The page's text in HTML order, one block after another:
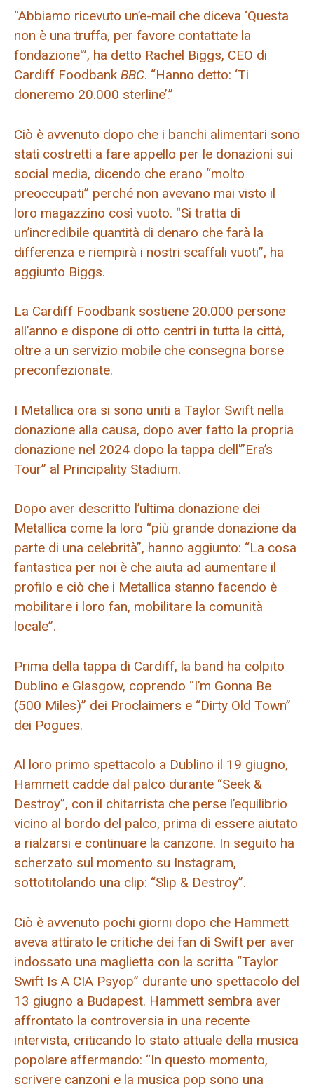
“Abbiamo ricevuto un’e-mail che diceva ‘Questa
non è una truffa, per favore contattate la
fondazione'”, ha detto Rachel Biggs, CEO di
Cardiff Foodbank BBC. “Hanno detto: ‘Ti
doneremo 20.000 sterline’.”
Ciò è avvenuto dopo che i banchi alimentari sono
stati costretti a fare appello per le donazioni sui
social media, dicendo che erano “molto
preoccupati” perché non avevano mai visto il
loro magazzino così vuoto. “Si tratta di
un’incredibile quantità di denaro che farà la
differenza e riempirà i nostri scaffali vuoti”, ha
aggiunto Biggs.
La Cardiff Foodbank sostiene 20.000 persone
all’anno e dispone di otto centri in tutta la città,
oltre a un servizio mobile che consegna borse
preconfezionate.
I Metallica ora si sono uniti a Taylor Swift nella
donazione alla causa, dopo aver fatto la propria
donazione nel 2024 dopo la tappa dell'”Era’s
Tour” al Principality Stadium.
Dopo aver descritto l’ultima donazione dei
Metallica come la loro “più grande donazione da
parte di una celebrità”, hanno aggiunto: “La cosa
fantastica per noi è che aiuta ad aumentare il
profilo e ciò che i Metallica stanno facendo è
mobilitare i loro fan, mobilitare la comunità
locale”.
Prima della tappa di Cardiff, la band ha colpito
Dublino e Glasgow, coprendo “I’m Gonna Be
(500 Miles)” dei Proclaimers e “Dirty Old Town”
dei Pogues.
Al loro primo spettacolo a Dublino il 19 giugno,
Hammett cadde dal palco durante “Seek &
Destroy”, con il chitarrista che perse l’equilibrio
vicino al bordo del palco, prima di essere aiutato
a rialzarsi e continuare la canzone. In seguito ha
scherzato sul momento su Instagram,
sottotitolando una clip: “Slip & Destroy”.
Ciò è avvenuto pochi giorni dopo che Hammett
aveva attirato le critiche dei fan di Swift per aver
indossato una maglietta con la scritta “Taylor
Swift Is A CIA Psyop” durante uno spettacolo del
13 giugno a Budapest. Hammett sembra aver
affrontato la controversia in una recente
intervista, criticando lo stato attuale della musica
popolare affermando: “In questo momento,
scrivere canzoni e la musica pop sono una